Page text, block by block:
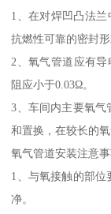
1、在对焊凹凸法
抗燃性可靠的密封形
2、氧气管道应有
阻应小于0.03Ω。
3、车间内主要氧气
和置换，在较长的
氧气管道安装注意
1、与氧接触的部
净。